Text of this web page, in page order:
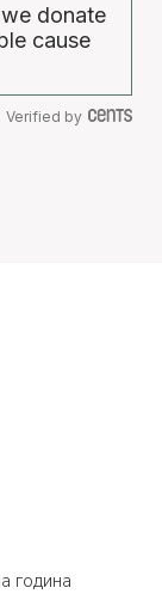
donate
cause
Verified by
година